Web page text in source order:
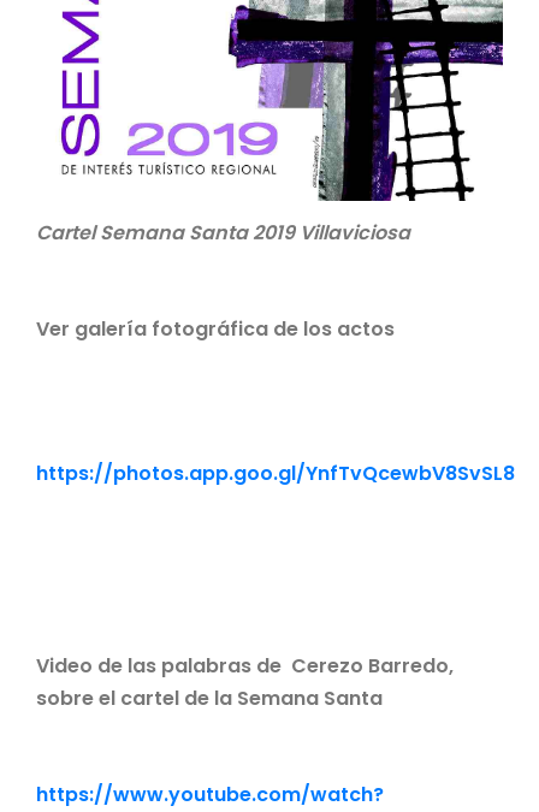
Cartel Semana Santa 2019 Villaviciosa
Ver galería fotográfica de los actos
https://photos.app.goo.gl/YnfTvQcewbV8SvSL8
Video de las palabras de Cerezo Barredo,
sobre el cartel de la Semana Santa
https://www.youtube.com/watch?